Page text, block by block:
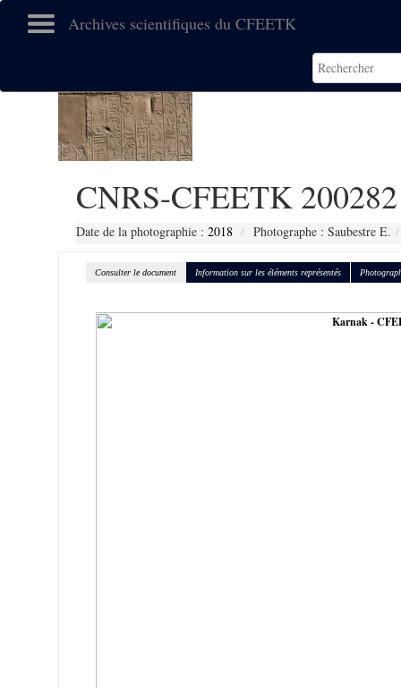
Archives scientifiques du CFEETK
CNRS-CFEETK 200282
Date de la photographie : 2018 Photographe : Saubestre E.
Consulter le document Information sur les éléments représentés